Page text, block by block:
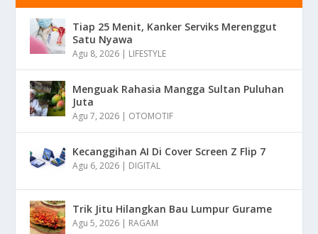
Tiap 25 Menit, Kanker Serviks Merenggut
Satu Nyawa
Agu 8, 2026 | LIFESTYLE
Menguak Rahasia Mangga Sultan Puluhan
Juta
Agu 7, 2026 | OTOMOTIF
Kecanggihan AI Di Cover Screen Z Flip 7
Agu 6, 2026 | DIGITAL
Trik Jitu Hilangkan Bau Lumpur Gurame
Agu 5, 2026 | RAGAM